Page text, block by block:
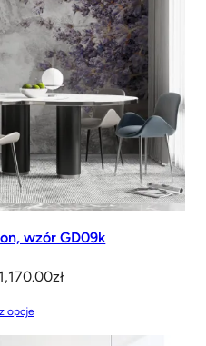
wzór GD09k
1,170.00złZakres
opcje